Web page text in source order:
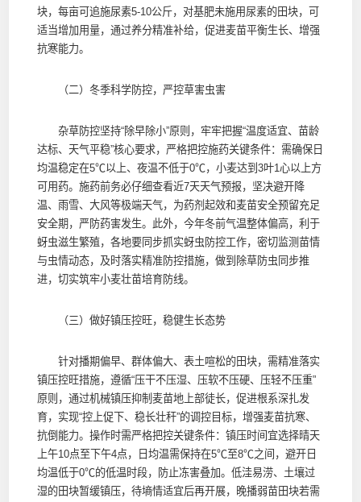
块，每亩可追施尿素5-10公斤，对基肥未施用尿素的田块，可
适当增加用量，通过养分精准补给，促进麦苗平衡生长、增强
抗寒能力。
（二）冬季科学防控，严控草害虫害
杂草防控坚持“除早除小”原则，牢牢把握“温度适宜、苗龄
达标、天气平稳”核心要求，严格把控施药关键条件：需确保日
均温稳定在5℃以上、夜温不低于0℃，小麦达到3叶1心以上方
可用药。施药前务必仔细查看近7天天气预报，坚决避开降
温、雨雪、大风等极端天气，为药剂起效和麦苗安全预留充足
安全期，严防药害发生。此外，今年冬前气温整体偏高，利于
蚜虫滋生繁殖，各地要同步抓实蚜虫防控工作，密切监测苗情
与虫情动态，及时落实精准防控措施，做到除草防虫同步推
进，切实筑牢小麦壮苗培育防线。
（三）做好镇压控旺，稳健生长态势
针对播期偏早、群体偏大、表土喧松的田块，需精准落实
镇压控旺措施，遵循“压干不压湿、压软不压硬、压轻不压重”
原则，通过机械镇压抑制麦苗地上部徒长，促进根系深扎发
育，实现“控上促下、稳长壮秆”的调控目标，增强麦苗抗寒、
抗倒能力。操作时需严格把控关键条件：镇压时间宜选择晴天
上午10点至下午4点，日均温需保持在5℃至8℃之间，避开日
均温低于0℃的低温时段，防止冻害叠加。低洼易涝、土壤过
湿的田块暂缓镇压，待墒情适宜后再开展，晚播弱苗田块若需